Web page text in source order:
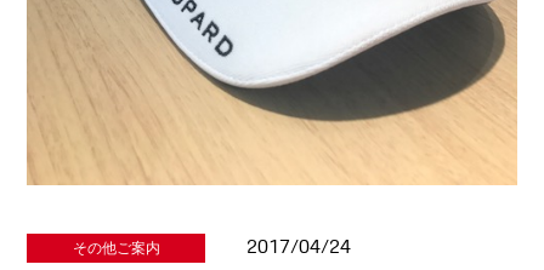
その他ご案内 2017/04/24